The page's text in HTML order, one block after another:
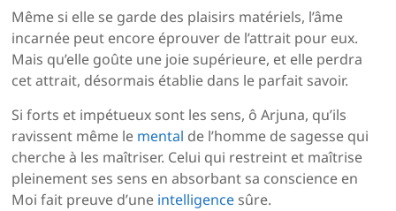
Même si elle se garde des plaisirs matériels, l’âme
incarnée peut encore éprouver de l’attrait pour eux.
Mais qu’elle goûte une joie supérieure, et elle perdra
cet attrait, désormais établie dans le parfait savoir.
Si forts et impétueux sont les sens, ô Arjuna, qu’ils
ravissent même le mental de l’homme de sagesse qui
cherche à les maîtriser. Celui qui restreint et maîtrise
pleinement ses sens en absorbant sa conscience en
Moi fait preuve d’une intelligence sûre.